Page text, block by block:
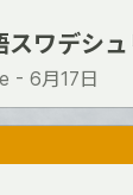
スワデシ
- 6月17日